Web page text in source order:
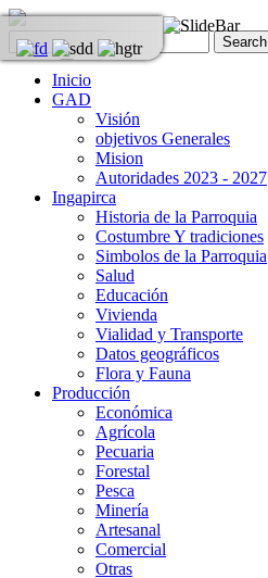
Inicio
GAD
Visión
objetivos Generales
Mision
Autoridades 2023 - 2027
Ingapirca
Historia de la Parroquia
Costumbre Y tradiciones
Simbolos de la Parroquia
Salud
Educación
Vivienda
Vialidad y Transporte
Datos geográficos
Flora y Fauna
Producción
Económica
Agrícola
Pecuaria
Forestal
Pesca
Minería
Artesanal
Comercial
Otras